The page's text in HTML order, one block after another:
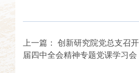
上一篇：
创新研究院党总支召
届四中全会精神专题党课学习会